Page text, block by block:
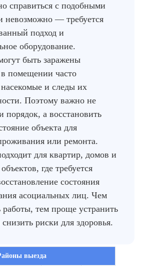
справиться с подобными
невозможно — требуется
подход и
оборудование.
быть заражены
помещении часто
и следы их
Поэтому важно не
порядок, а восстановить
объекта для
или ремонта.
для квартир, домов и
где требуется
состояния
асоциальных лиц. Чем
работы, тем проще устранить
риски для здоровья.
выезда